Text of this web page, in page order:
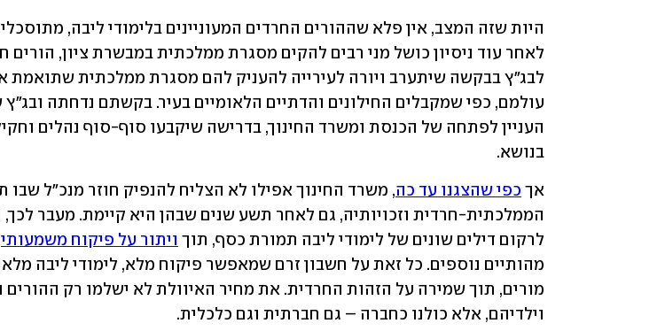
בנושא.
אך כפי שהצגנו עד כה
לרקום דילים שונים של לימודי ליבה תמורת כסף, תוך ויתור על פיקוח משמעותי
וילדיהם, אלא כולנו כחברה – גם חברתית וגם כלכלית.